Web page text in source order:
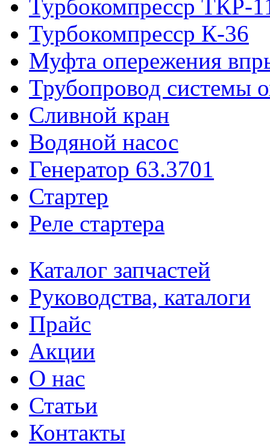
Турбокомпресср ТКР-
Турбокомпресср К-36
Муфта опережения
Трубопровод системы
Сливной кран
Водяной насос
Генератор 63.3701
Стартер
Реле стартера
Каталог запчастей
Руководства, каталоги
Прайс
Акции
О нас
Статьи
Контакты